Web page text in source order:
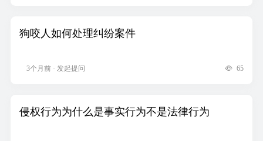
狗咬人如何处理纠纷案件
3个月前 · 发起提问 65
侵权行为为什么是事实行为不是法律行为